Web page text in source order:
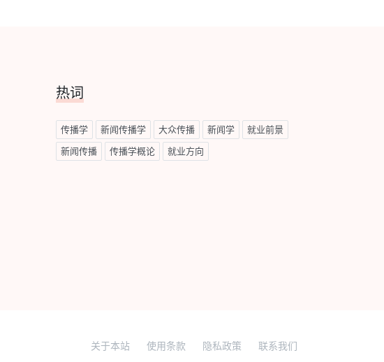
热词
传播学 新闻传播学 大众传播 新闻学 就业前景
新闻传播 传播学概论 就业方向
关于本站 使用条款 隐私政策 联系我们